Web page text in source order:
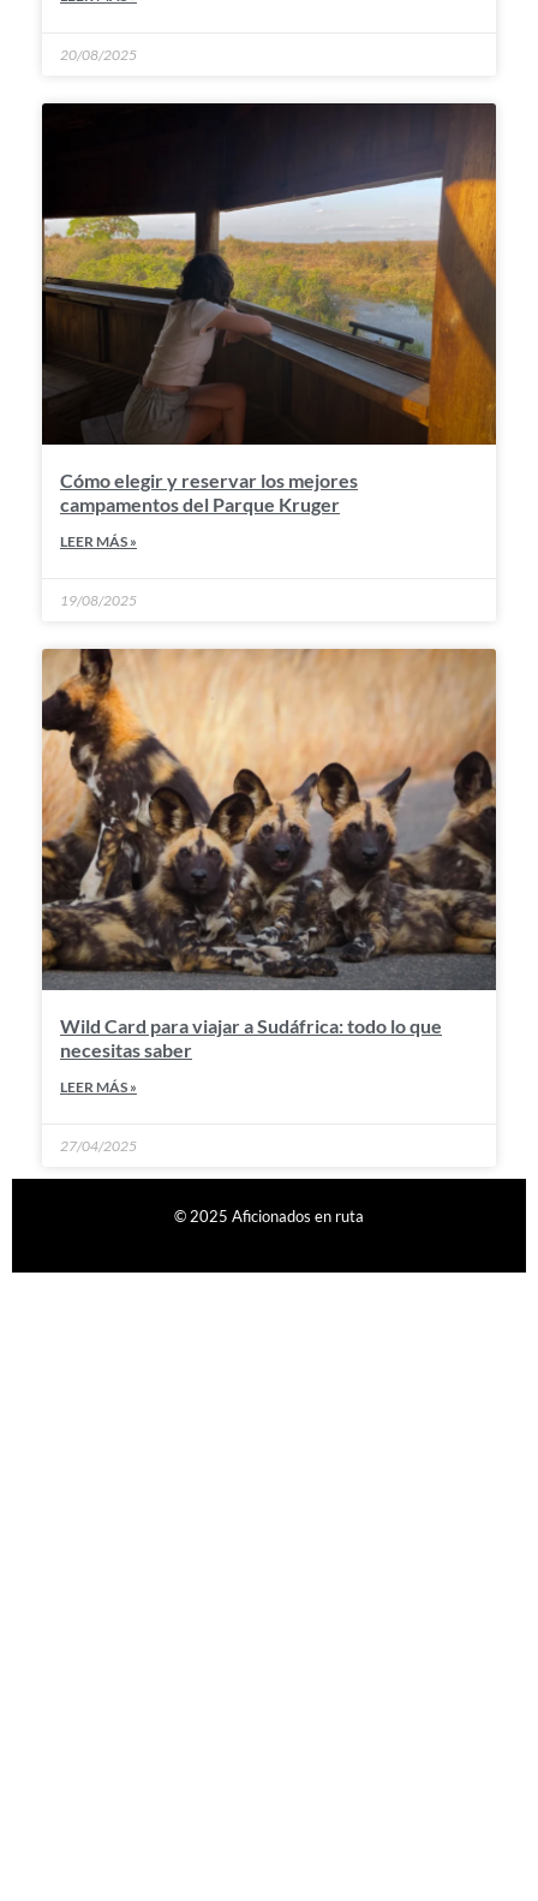
20/08/2025
Cómo elegir y reservar los mejores
campamentos del Parque Kruger
LEER MÁS »
19/08/2025
Wild Card para viajar a Sudáfrica: todo lo que
necesitas saber
LEER MÁS »
27/04/2025
© 2025 Aficionados en ruta